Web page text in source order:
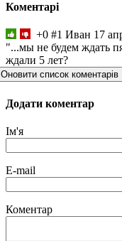
Коментарі
+0 #1 Иван 17
"...мы не будем ждать
ждали 5 лет?
Оновити список коментарів
Додати коментар
Ім'я
E-mail
Коментар